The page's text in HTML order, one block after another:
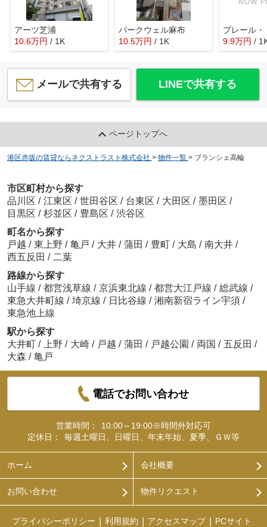
アーツ芝浦
10.6万円 / 1K
パークウェル麻布
10.5万円 / 1K 9.9万円 /
メールで共有する LINEで共有する
ページトップへ
港区赤坂の賃貸ならネクストラスト株式会社 > 物件一覧 > ブランシェ高輪
市区町村から探す
品川区 / 江東区 / 世田谷区 / 台東区 / 大田区 / 墨田区 /
目黒区 / 杉並区 / 豊島区 / 渋谷区
町名から探す
戸越 / 東上野 / 亀戸 / 大井 / 蒲田 / 豊町 / 大島 / 南大井 /
西五反田 / 二葉
路線から探す
山手線 / 都営浅草線 / 京浜東北線 / 都営大江戸線 / 総武線 /
東急大井町線 / 埼京線 / 日比谷線 / 湘南新宿ライン宇須 /
東急池上線
駅から探す
大井町 / 上野 / 大崎 / 戸越 / 蒲田 / 戸越公園 / 両国 / 五反田 /
大森 / 亀戸
電話でお問い合わせ
営業時間：
10:00～19:00※時間外対応可
定休日：
毎週土曜日、日曜日、年末年始、夏季、ＧＷ等
ホーム 会社概要
お問い合わせ 物件リクエスト
プライバシーポリシー 利用規約 アクセスマップ PCサイト